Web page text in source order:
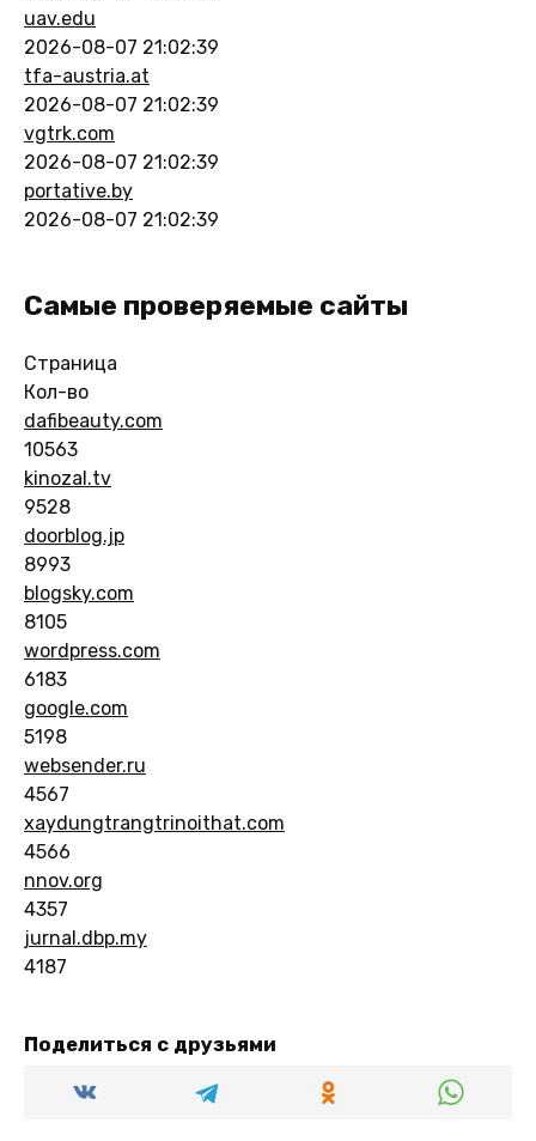
uav.edu
2026-08-07 21:02:39
tfa-austria.at
2026-08-07 21:02:39
vgtrk.com
2026-08-07 21:02:39
portative.by
2026-08-07 21:02:39
Самые проверяемые сайты
Страница
Кол-во
dafibeauty.com
10563
kinozal.tv
9528
doorblog.jp
8993
blogsky.com
8105
wordpress.com
6183
google.com
5198
websender.ru
4567
xaydungtrangtrinoithat.com
4566
nnov.org
4357
jurnal.dbp.my
4187
Поделиться с друзьями